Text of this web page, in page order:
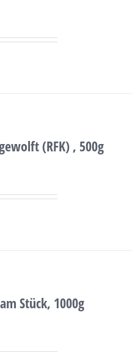
(RFK) , 500g
Stück, 1000g